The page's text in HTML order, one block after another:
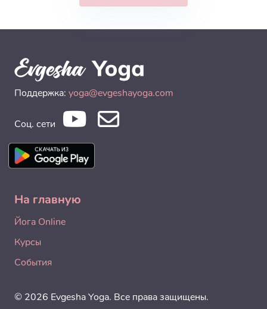
Поддержка: yoga@evgeshayoga.com
Соц. сети
На главную
Йога Online
Курсы
События
© 2026 Evgesha Yoga. Все права защищены.